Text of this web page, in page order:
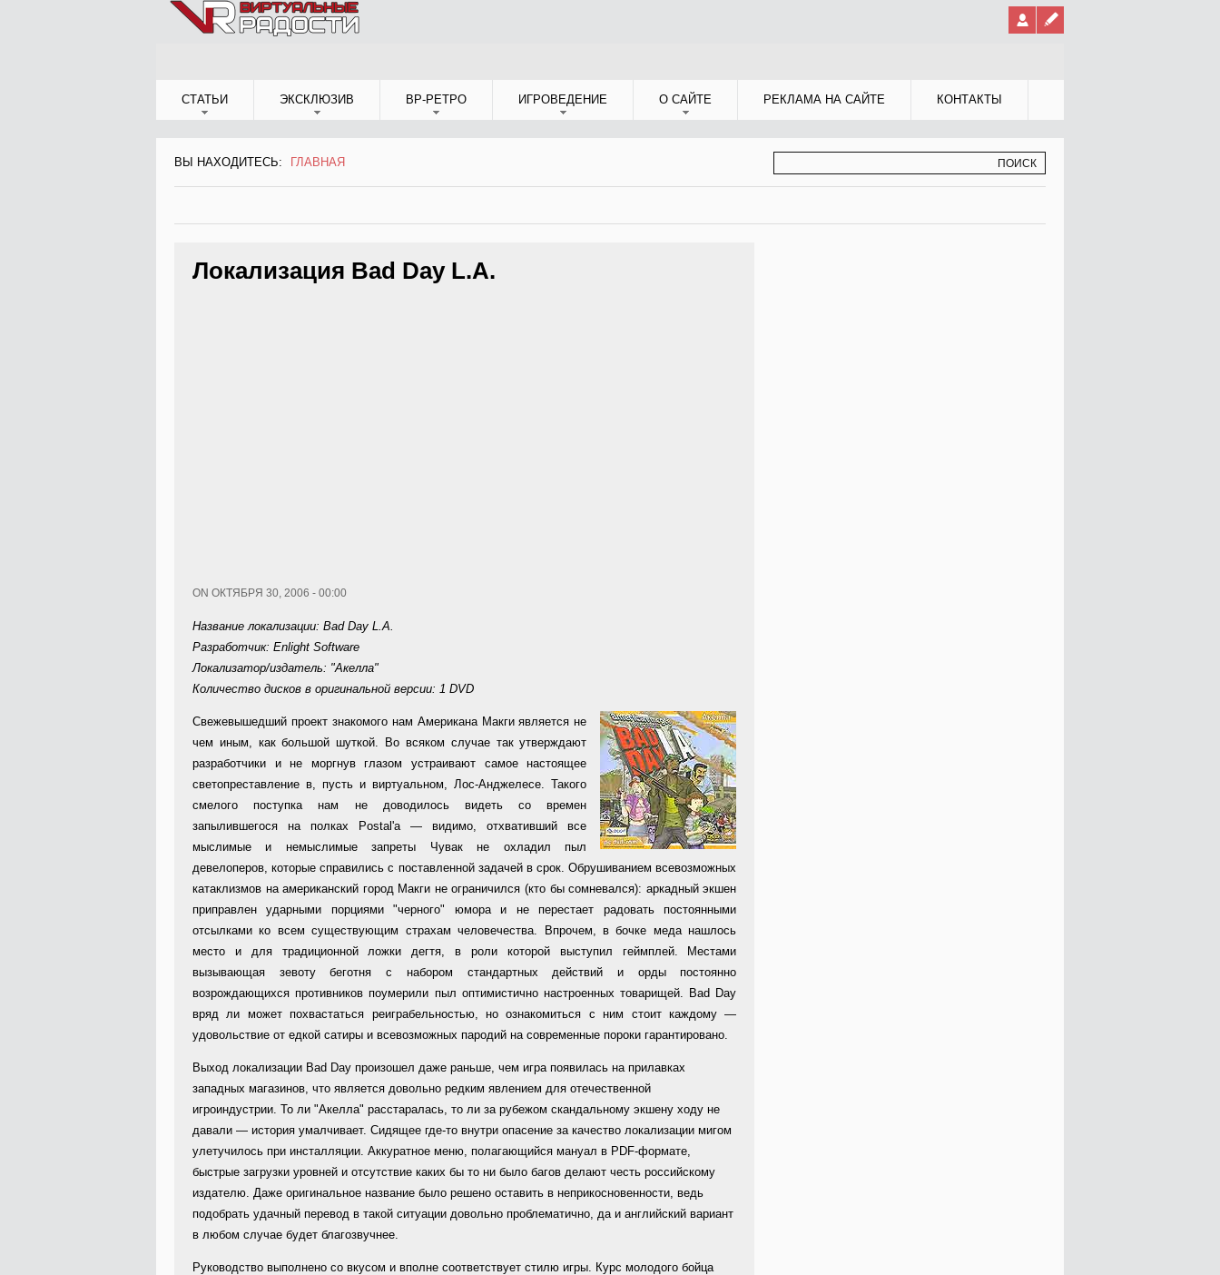
СТАТЬИ ЭКСКЛЮЗИВ ВР-РЕТРО ИГРОВЕДЕНИЕ О САЙТЕ РЕКЛАМА НА САЙТЕ КОНТАКТЫ
ВЫ НАХОДИТЕСЬ:
ВЫ НАХОДИТЕСЬ
ГЛАВНАЯ
Локализация Bad Day L.A.
ON ОКТЯБРЯ 30, 2006 - 00:00
Название локализации: Bad Day L.A.
Разработчик: Enlight Software
Локализатор/издатель: "Акелла"
Количество дисков в оригинальной версии: 1 DVD
Свежевышедший проект знакомого нам Американа Макги является не
чем иным, как большой шуткой. Во всяком случае так утверждают
разработчики и не моргнув глазом устраивают самое настоящее
светопреставление в, пусть и виртуальном, Лос-Анджелесе. Такого
смелого поступка нам не доводилось видеть со времен
запылившегося на полках Postal'a — видимо, отхвативший все
мыслимые и немыслимые запреты Чувак не охладил пыл
девелоперов, которые справились с поставленной задачей в срок. Обрушиванием всевозможных
катаклизмов на американский город Макги не ограничился (кто бы сомневался): аркадный экшен
приправлен ударными порциями "черного" юмора и не перестает радовать постоянными
отсылками ко всем существующим страхам человечества. Впрочем, в бочке меда нашлось
место и для традиционной ложки дегтя, в роли которой выступил геймплей. Местами
вызывающая зевоту беготня с набором стандартных действий и орды постоянно
возрождающихся противников поумерили пыл оптимистично настроенных товарищей. Bad Day
вряд ли может похвастаться реиграбельностью, но ознакомиться с ним стоит каждому —
удовольствие от едкой сатиры и всевозможных пародий на современные пороки гарантировано.
Выход локализации Bad Day произошел даже раньше, чем игра появилась на прилавках
западных магазинов, что является довольно редким явлением для отечественной
игроиндустрии. То ли "Акелла" расстаралась, то ли за рубежом скандальному экшену ходу не
давали — история умалчивает. Сидящее где-то внутри опасение за качество локализации мигом
улетучилось при инсталляции. Аккуратное меню, полагающийся мануал в PDF-формате,
быстрые загрузки уровней и отсутствие каких бы то ни было багов делают честь российскому
издателю. Даже оригинальное название было решено оставить в неприкосновенности, ведь
подобрать удачный перевод в такой ситуации довольно проблематично, да и английский вариант
в любом случае будет благозвучнее.
Руководство выполнено со вкусом и вполне соответствует стилю игры. Курс молодого бойца